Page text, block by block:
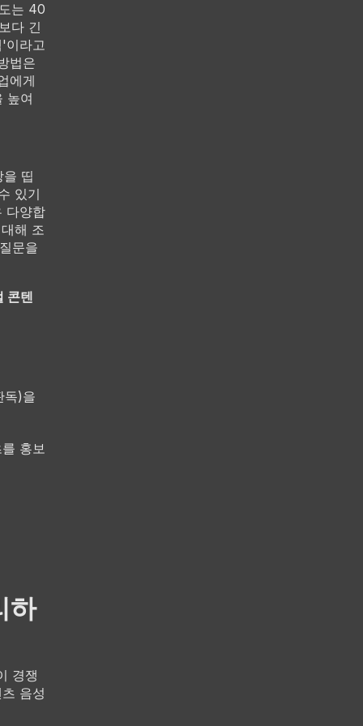
는 40
다 긴
이라고
법은
에게
높여
띱
있기
다양합
해 조
문을
콘텐
독)을
홍보
하
경쟁
음성